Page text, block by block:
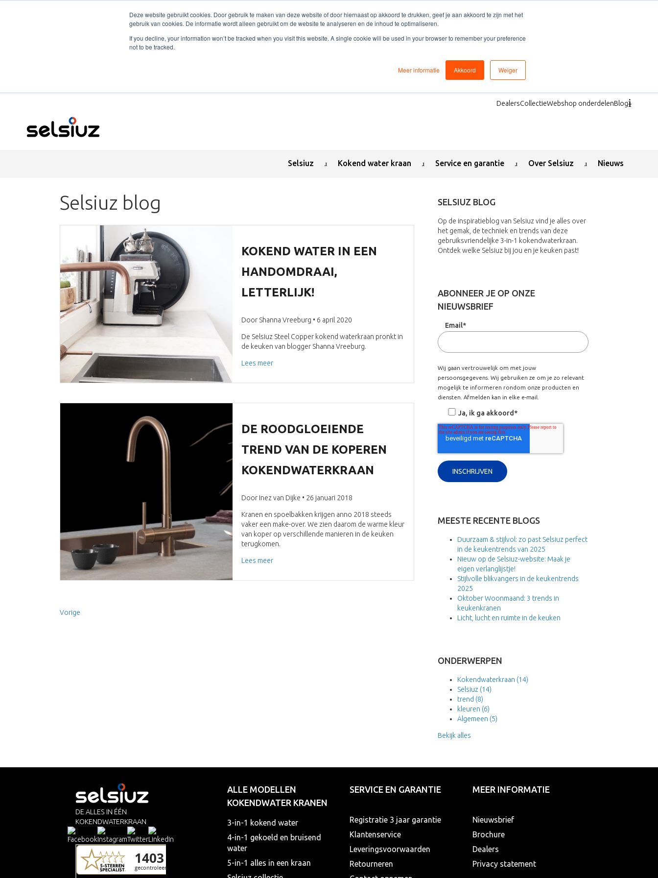
Deze website gebruikt cookies. Door gebruik te maken van deze website of door hiernaast op akkoord te drukken, geef je aan akkoord te zijn met het
gebruik van cookies. De informatie wordt alleen gebruikt om de website te analyseren en de inhoud te optimaliseren.
If you decline, your information won’t be tracked when you visit this website. A single cookie will be used in your browser to remember your preference
not to be tracked.
Meer informatie Akkoord Weiger
DealersCollectieWebshop onderdelenBlog
Selsiuz Kokend water kraan Service en garantie Over Selsiuz Nieuws
Selsiuz blog
KOKEND WATER IN EEN
HANDOMDRAAI,
LETTERLIJK!
Door Shanna Vreeburg • 6 april 2020
De Selsiuz Steel Copper kokend waterkraan pronkt in
de keuken van blogger Shanna Vreeburg.
Lees meer
DE ROODGLOEIENDE
TREND VAN DE KOPEREN
KOKENDWATERKRAAN
Door Inez van Dijke • 26 januari 2018
Kranen en spoelbakken krijgen anno 2018 steeds
vaker een make-over. We zien daarom de warme kleur
van koper op verschillende manieren in de keuken
terugkomen.
Lees meer
Vorige
SELSIUZ BLOG
Op de inspiratieblog van Selsiuz vind je alles over
het gemak, de techniek en trends van deze
gebruiksvriendelijke 3-in-1 kokendwaterkraan.
Ontdek welke Selsiuz bij jou en je keuken past!
ABONNEER JE OP ONZE
NIEUWSBRIEF
Email*
Wij gaan vertrouwelijk om met jouw
persoonsgegevens. Wij gebruiken ze om je zo relevant
mogelijk te informeren rondom onze producten en
diensten. Afmelden kan in elke e-mail.
Ja, ik ga akkoord *
MEESTE RECENTE BLOGS
Duurzaam & stijlvol: zo past Selsiuz perfect
in de keukentrends van 2025
Nieuw op de Selsiuz-website: Maak je
eigen verlanglijstje!
Stijlvolle blikvangers in de keukentrends
2025
Oktober Woonmaand: 3 trends in
keukenkranen
Licht, lucht en ruimte in de keuken
ONDERWERPEN
Kokendwaterkraan (14)
Selsiuz (14)
trend (8)
kleuren (6)
Algemeen (5)
Bekijk alles
DE ALLES IN ÉÉN
KOKENDWATERKRAAN
ALLE MODELLEN
KOKENDWATER KRANEN
3-in-1 kokend water
4-in-1 gekoeld en bruisend
water
5-in-1 alles in een kraan
SERVICE EN GARANTIE
Registratie 3 jaar garantie
Klantenservice
Leveringsvoorwaarden
Retourneren
MEER INFORMATIE
Nieuwsbrief
Brochure
Dealers
Privacy statement